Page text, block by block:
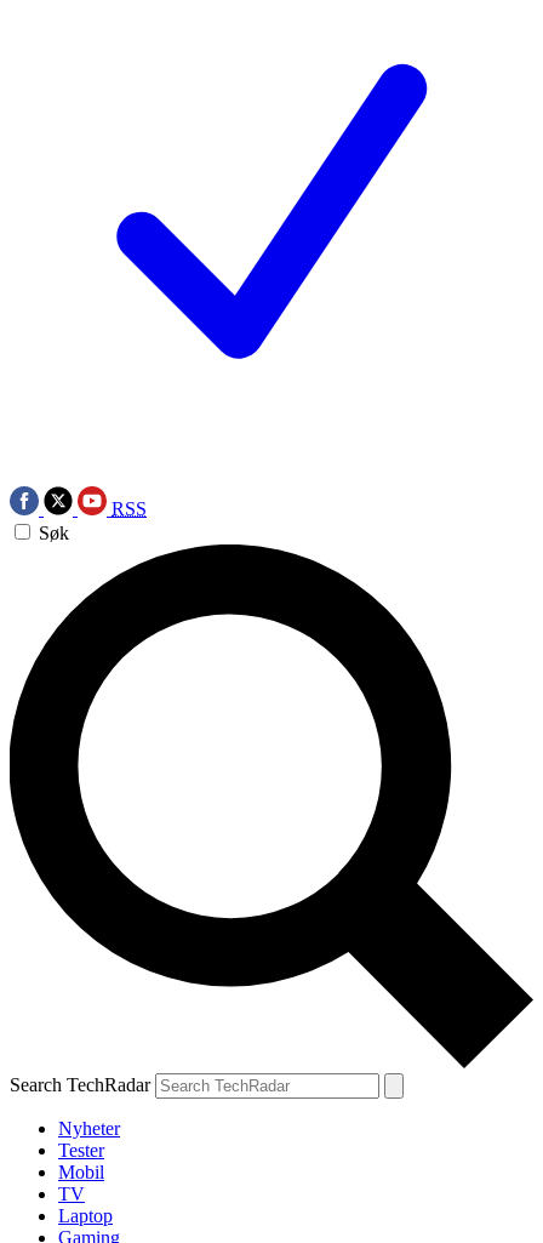
RSS
Søk
Search TechRadar
Nyheter
Tester
Mobil
TV
Laptop
Gaming